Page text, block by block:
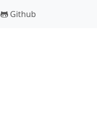
Github